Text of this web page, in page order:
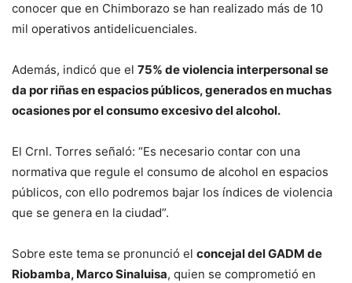
conocer que en Chimborazo se han realizado más de 10
mil operativos antidelicuenciales.
Además, indicó que el 75% de violencia interpersonal se
da por riñas en espacios públicos, generados en muchas
ocasiones por el consumo excesivo del alcohol.
El Crnl. Torres señaló: “Es necesario contar con una
normativa que regule el consumo de alcohol en espacios
públicos, con ello podremos bajar los índices de violencia
que se genera en la ciudad”.
Sobre este tema se pronunció el concejal del GADM de
Riobamba, Marco Sinaluisa, quien se comprometió en